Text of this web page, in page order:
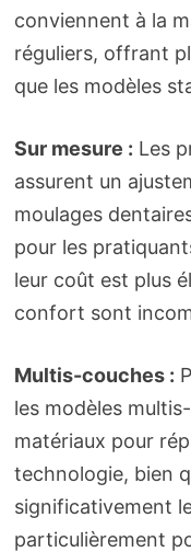
conviennent à la
réguliers, offrant
que les modèles
Sur mesure : Les
assurent un
moulages
pour les
leur coût est plus
confort sont
Multis-couches :
les modèles
matériaux pour
technologie, bien
significativement
particulièrement